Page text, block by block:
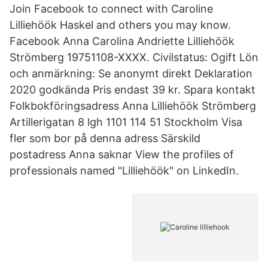
Join Facebook to connect with Caroline
Lilliehöök Haskel and others you may know.
Facebook Anna Carolina Andriette Lilliehöök
Strömberg 19751108-XXXX. Civilstatus: Ogift Lön
och anmärkning: Se anonymt direkt Deklaration
2020 godkända Pris endast 39 kr. Spara kontakt
Folkbokföringsadress Anna Lilliehöök Strömberg
Artillerigatan 8 lgh 1101 114 51 Stockholm Visa
fler som bor på denna adress Särskild
postadress Anna saknar View the profiles of
professionals named "Lilliehöök" on LinkedIn.